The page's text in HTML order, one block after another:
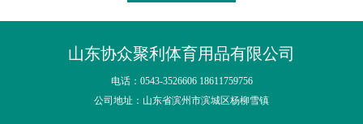
山东协众聚利体育用品有限公司
电话：0543-3526606 18611759756
公司地址：山东省滨州市滨城区杨柳雪镇